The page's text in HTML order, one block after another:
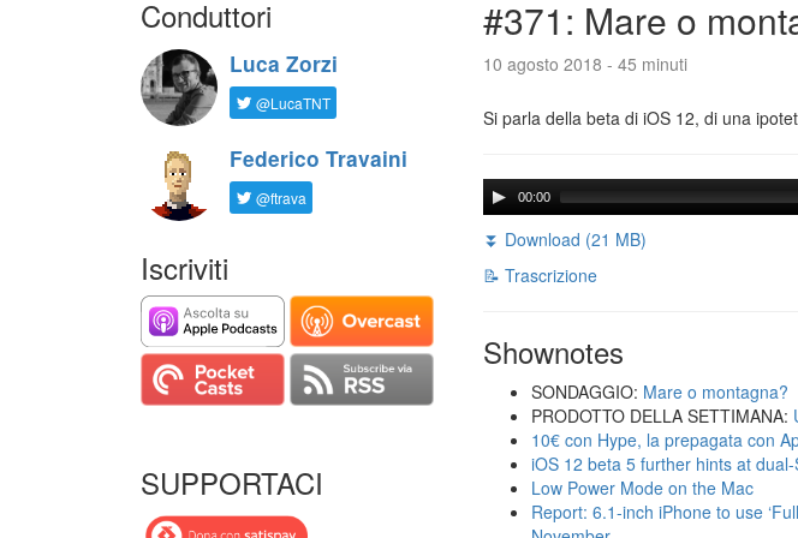
Conduttori
Luca Zorzi
@LucaTNT
Federico Travaini
@ftrava
Iscriviti
SUPPORTACI
#371: Mare o
10 agosto 2018 - 45 minuti
Si parla della beta di iOS 12, di una
00:00
⏬ Download (21 MB)
📝 Trascrizione
Shownotes
SONDAGGIO: Mare o montagna?
PRODOTTO DELLA SETTIMANA:
10€ con Hype, la prepagata con
iOS 12 beta 5 further hints at
Low Power Mode on the Mac
Report: 6.1-inch iPhone to use